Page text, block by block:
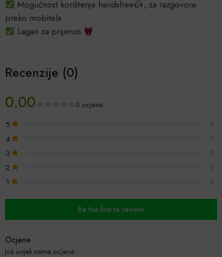
Mogućnost korištenje handsfree
, za razgovore
preko mobitela
Lagan za prijenos
Recenzije (0)
0.00 0 ocjene
5 0
4 0
3 0
2 0
1 0
Be the first to review!
Ocjene
Još uvijek nema ocjena.